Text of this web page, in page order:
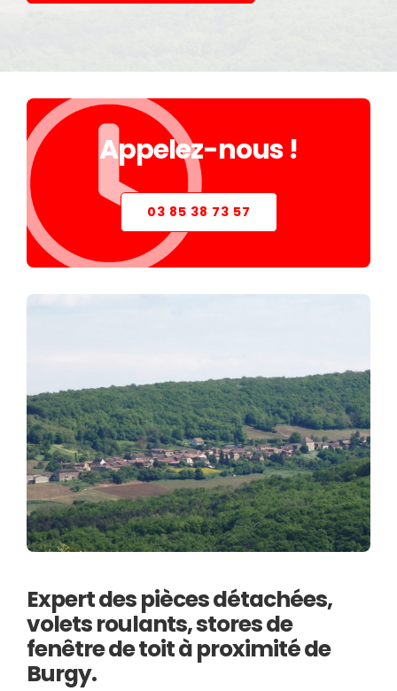
STORE
PIÈCES DÉTACHÉES
Appelez-nous !
03 85 38 73 57
Expert des pièces détachées,
volets roulants, stores de
fenêtre de toit à proximité de
Burgy.